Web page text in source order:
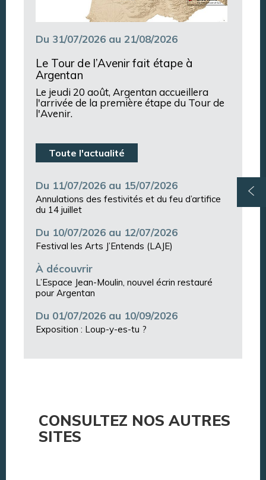
Du 31/07/2026 au 21/08/2026
Le Tour de l’Avenir fait étape à
Argentan
Le jeudi 20 août, Argentan accueillera
l'arrivée de la première étape du Tour de
l'Avenir.
Toute l'actualité
Du 11/07/2026 au 15/07/2026
Annulations des festivités et du feu d’artifice
du 14 juillet
Du 10/07/2026 au 12/07/2026
Festival les Arts J’Entends (LAJE)
À découvrir
L’Espace Jean-Moulin, nouvel écrin restauré
pour Argentan
Du 01/07/2026 au 10/09/2026
Exposition : Loup-y-es-tu ?
CONSULTEZ NOS AUTRES
SITES